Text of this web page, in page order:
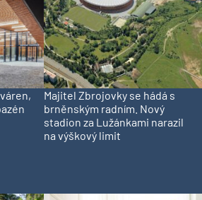
Majitel Zbrojovky se hádá s
brněnským radním. Nový
stadion za Lužánkami narazil
na výškový limit